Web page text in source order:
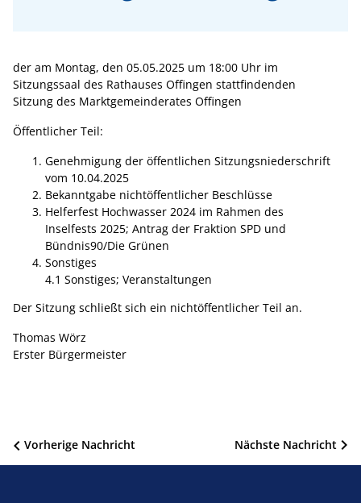
der am Montag, den 05.05.2025 um 18:00 Uhr im
Sitzungssaal des Rathauses Offingen stattfindenden
Sitzung des Marktgemeinderates Offingen
Öffentlicher Teil:
Genehmigung der öffentlichen Sitzungsniederschrift
vom 10.04.2025
Bekanntgabe nichtöffentlicher Beschlüsse
Helferfest Hochwasser 2024 im Rahmen des
Inselfests 2025; Antrag der Fraktion SPD und
Bündnis90/Die Grünen
Sonstiges
4.1 Sonstiges; Veranstaltungen
Der Sitzung schließt sich ein nichtöffentlicher Teil an.
Thomas Wörz
Erster Bürgermeister
Beitragsnavigation Nächste Nachricht
Vorherige Nachricht